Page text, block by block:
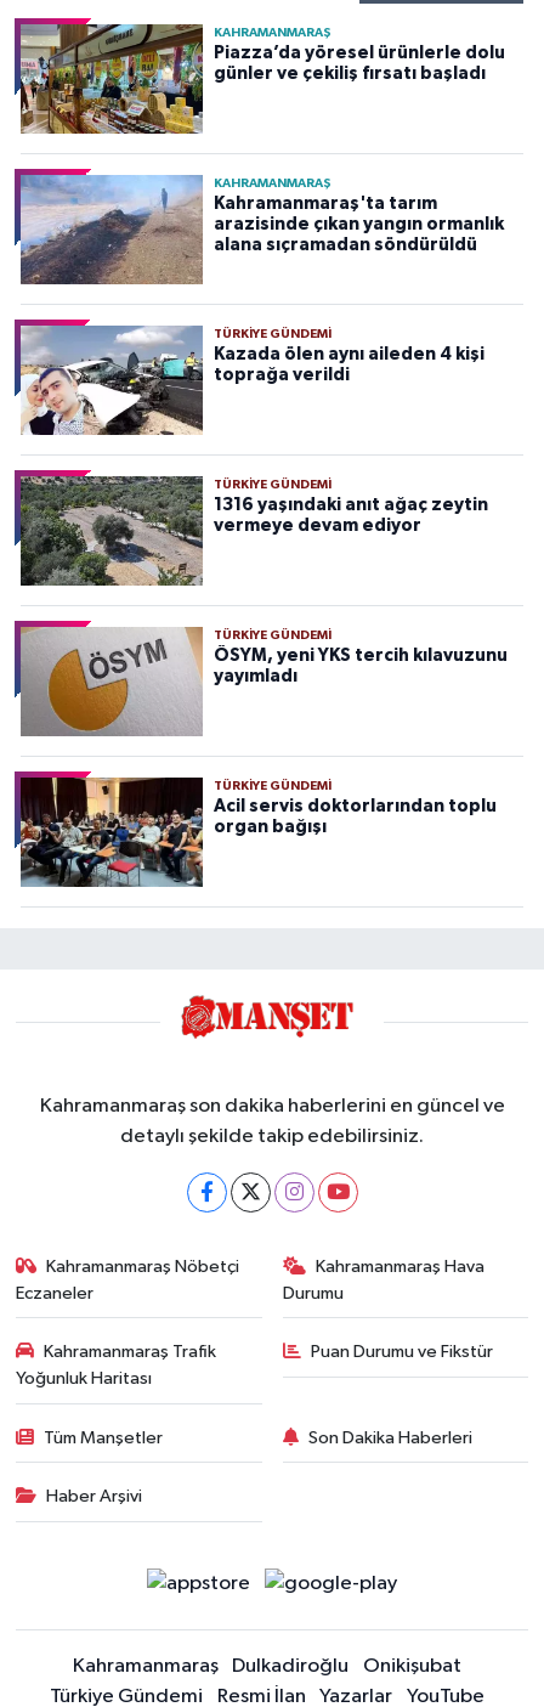
KAHRAMANMARAŞ
Piazza’da yöresel ürünlerle dolu
günler ve çekiliş fırsatı başladı
KAHRAMANMARAŞ
Kahramanmaraş'ta tarım
arazisinde çıkan yangın ormanlık
alana sıçramadan söndürüldü
TÜRKIYE GÜNDEMI
Kazada ölen aynı aileden 4 kişi
toprağa verildi
TÜRKIYE GÜNDEMI
1316 yaşındaki anıt ağaç zeytin
vermeye devam ediyor
TÜRKIYE GÜNDEMI
ÖSYM, yeni YKS tercih kılavuzunu
yayımladı
TÜRKIYE GÜNDEMI
Acil servis doktorlarından toplu
organ bağışı
Kahramanmaraş son dakika haberlerini en güncel ve
detaylı şekilde takip edebilirsiniz.
Kahramanmaraş Nöbetçi
Eczaneler
Kahramanmaraş Hava
Durumu
Kahramanmaraş Trafik
Yoğunluk Haritası
Puan Durumu ve Fikstür
Tüm Manşetler Son Dakika Haberleri
Haber Arşivi
Kahramanmaraş Dulkadiroğlu
Onikişubat
Türkiye Gündemi
Resmi İlan Yazarlar YouTube